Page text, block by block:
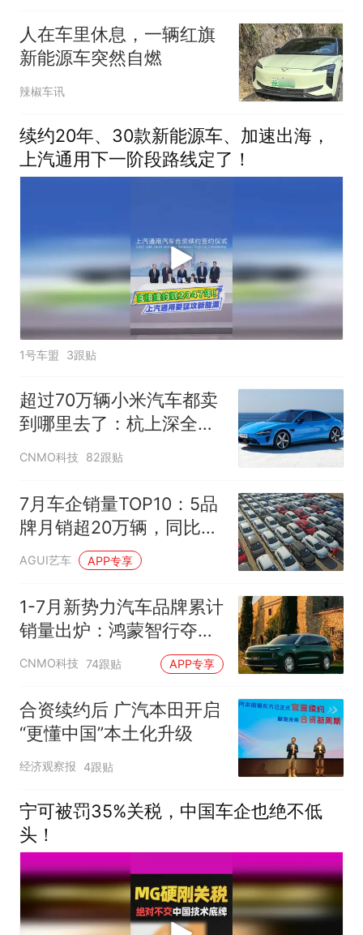
129%
人在车里休息，一辆红旗
新能源车突然自燃
辣椒车讯
续约20年、30款新能源车、加速出海，
上汽通用下一阶段路线定了！
1号车盟 3跟贴
超过70万辆小米汽车都卖
到哪里去了：杭上深全国
最多
CNMO科技 82跟贴
7月车企销量TOP10：5品
牌月销超20万辆，同比仅
长安、理想下滑
AGUI艺车 APP专享
1-7月新势力汽车品牌累计
销量出炉：鸿蒙智行夺亚
军
CNMO科技 74跟贴 APP专享
合资续约后 广汽本田开启
“更懂中国”本土化升级
经济观察报 4跟贴
宁可被罚35%关税，中国车企也绝不低
头！